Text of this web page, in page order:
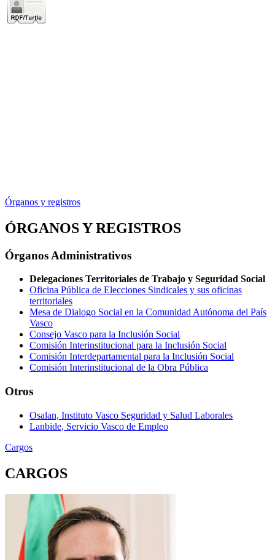
Órganos y registros
ÓRGANOS Y REGISTROS
Órganos Administrativos
Delegaciones Territoriales de Trabajo y Seguridad Social
Oficina Pública de Elecciones Sindicales y sus oficinas
territoriales
Mesa de Dialogo Social en la Comunidad Autónoma del País
Vasco
Consejo Vasco para la Inclusión Social
Comisión Interinstitucional para la Inclusión Social
Comisión Interdepartamental para la Inclusión Social
Comisión Interinstitucional de la Obra Pública
Otros
Osalan, Instituto Vasco Seguridad y Salud Laborales
Lanbide, Servicio Vasco de Empleo
Cargos
CARGOS